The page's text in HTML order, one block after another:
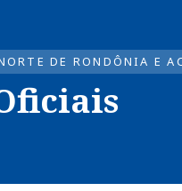
DE RONDÔNIA E